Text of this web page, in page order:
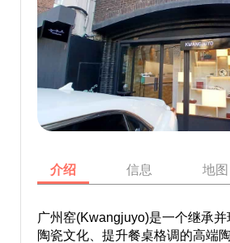
介绍 信息 地图
广州窑(Kwangjuyo)是一个继承
陶瓷文化、提升餐桌格调的高端